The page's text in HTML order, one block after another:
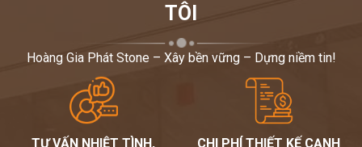
TÔI
Hoàng Gia Phát Stone – Xây bền vững – Dựng niềm tin!
TƯ VẤN NHIỆT TÌNH, CHI PHÍ THIẾT KẾ CẠNH